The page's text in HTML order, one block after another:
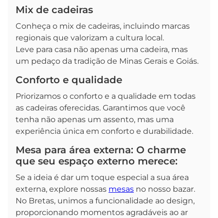
Mix de cadeiras
Conheça o mix de cadeiras, incluindo marcas
regionais que valorizam a cultura local.
Leve para casa não apenas uma cadeira, mas
um pedaço da tradição de Minas Gerais e Goiás.
Conforto e qualidade
Priorizamos o conforto e a qualidade em todas
as cadeiras oferecidas. Garantimos que você
tenha não apenas um assento, mas uma
experiência única em conforto e durabilidade.
Mesa para área externa: O charme
que seu espaço externo merece:
Se a ideia é dar um toque especial a sua área
externa, explore nossas mesas no nosso bazar.
No Bretas, unimos a funcionalidade ao design,
proporcionando momentos agradáveis ao ar